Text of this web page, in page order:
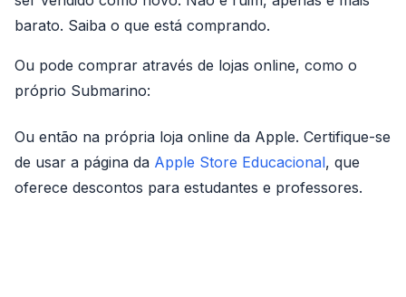
barato. Saiba o que está comprando.
Ou pode comprar através de lojas online, como o
próprio Submarino:
Ou então na própria loja online da Apple. Certifique-se
de usar a página da Apple Store Educacional, que
oferece descontos para estudantes e professores.